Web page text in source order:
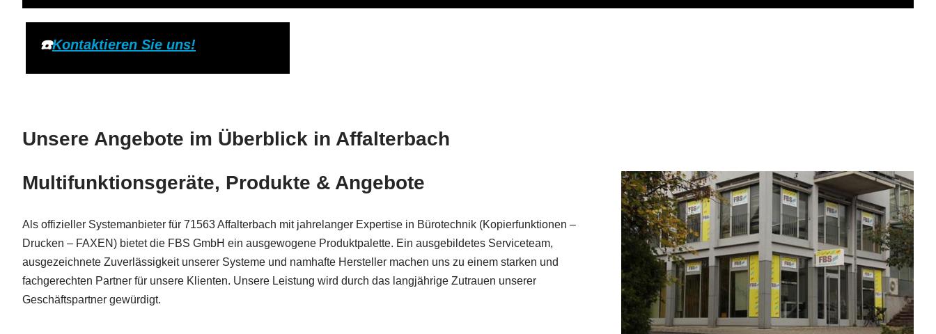
☎️Kontaktieren Sie uns!
Unsere Angebote im Überblick in Affalterbach
Multifunktionsgeräte, Produkte & Angebote
Als offizieller Systemanbieter für 71563 Affalterbach mit jahrelanger Expertise in Bürotechnik (Kopierfunktionen –
Drucken – FAXEN) bietet die FBS GmbH ein ausgewogene Produktpalette. Ein ausgebildetes Serviceteam,
ausgezeichnete Zuverlässigkeit unserer Systeme und namhafte Hersteller machen uns zu einem starken und
fachgerechten Partner für unsere Klienten. Unsere Leistung wird durch das langjährige Zutrauen unserer
Geschäftspartner gewürdigt.